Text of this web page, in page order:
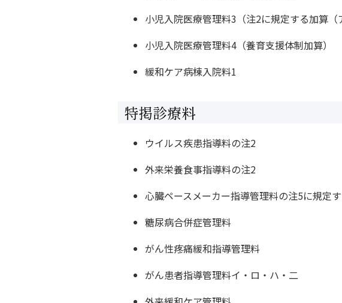
小児入院医療管理料3（注2に規定する加算
小児入院医療管理料4（養育支援体制加算）
緩和ケア病棟入院料1
特掲診療料
ウイルス疾患指導料の注2
外来栄養食事指導料の注2
心臓ペースメーカー指導管理料の注5に規定
糖尿病合併症管理料
がん性疼痛緩和指導管理料
がん患者指導管理料イ・ロ・ハ・二